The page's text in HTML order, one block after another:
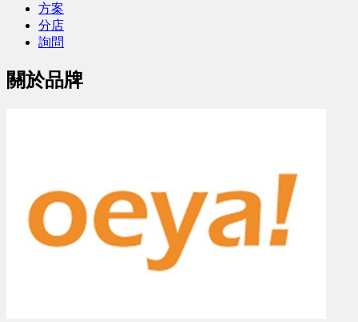
方案
分店
詢問
關於品牌